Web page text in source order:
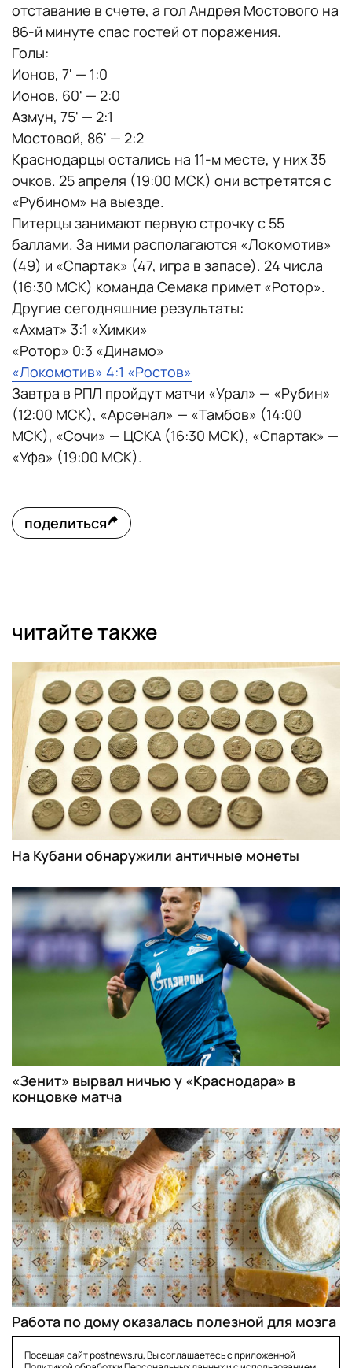
отставание в счете, а гол Андрея Мостового на
86-й минуте спас гостей от поражения.
Голы:
Ионов, 7' — 1:0
Ионов, 60' — 2:0
Азмун, 75' — 2:1
Мостовой, 86' — 2:2
Краснодарцы остались на 11-м месте, у них 35
очков. 25 апреля (19:00 МСК) они встретятся с
«Рубином» на выезде.
Питерцы занимают первую строчку с 55
баллами. За ними располагаются «Локомотив»
(49) и «Спартак» (47, игра в запасе). 24 числа
(16:30 МСК) команда Семака примет «Ротор».
Другие сегодняшние результаты:
«Ахмат» 3:1 «Химки»
«Ротор» 0:3 «Динамо»
«Локомотив» 4:1 «Ростов»
Завтра в РПЛ пройдут матчи «Урал» — «Рубин»
(12:00 МСК), «Арсенал» — «Тамбов» (14:00
МСК), «Сочи» — ЦСКА (16:30 МСК), «Спартак» —
«Уфа» (19:00 МСК).
поделиться
читайте также
На Кубани обнаружили античные монеты
«Зенит» вырвал ничью у «Краснодара» в
концовке матча
Работа по дому оказалась полезной для мозга
Посещая сайт postnews.ru, Вы соглашаетесь с приложенной